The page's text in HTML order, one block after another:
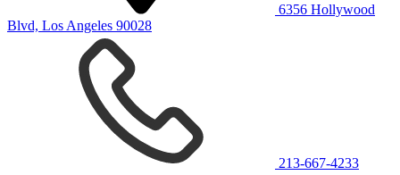
6356 Hollywood
Blvd, Los Angeles 90028
213-667-4233